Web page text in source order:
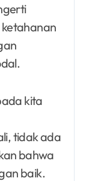
kita
tidak ada
bahwa
baik.